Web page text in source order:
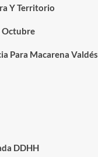
Y Territorio
Octubre
Para Macarena Valdés
DDHH